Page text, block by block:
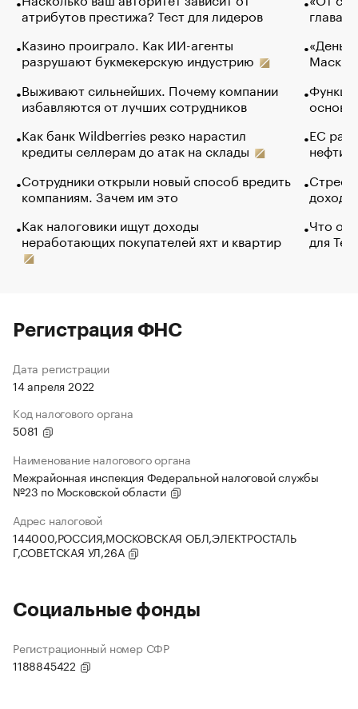
атрибутов престижа? Тест для лидеров
Казино проиграло. Как ИИ-агенты
разрушают букмекерскую индустрию
Выживают сильнейших. Почему компании
избавляются от лучших сотрудников
Как банк Wildberries резко нарастил
кредиты селлерам до атак на склады
Сотрудники открыли новый способ вредить
компаниям. Зачем им это
Как налоговики ищут доходы
неработающих покупателей яхт и квартир
глава
Маск в
основ
ЕС
нефти
Что
для
Регистрация ФНС
Дата регистрации
14 апреля 2022
Код налогового органа
5081
Наименование налогового органа
Межрайонная инспекция Федеральной налоговой службы
№23 по Московской области
Адрес налоговой
144000,РОССИЯ,МОСКОВСКАЯ ОБЛ,ЭЛЕКТРОСТАЛЬ
Г,СОВЕТСКАЯ УЛ,26А
Социальные фонды
Регистрационный номер СФР
1188845422